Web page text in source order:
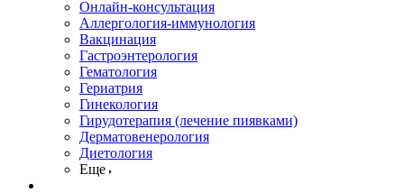
Онлайн-консультация
Аллергология-иммунология
Вакцинация
Гастроэнтерология
Гематология
Гериатрия
Гинекология
Гирудотерапия (лечение пиявками)
Дерматовенерология
Диетология
Еще